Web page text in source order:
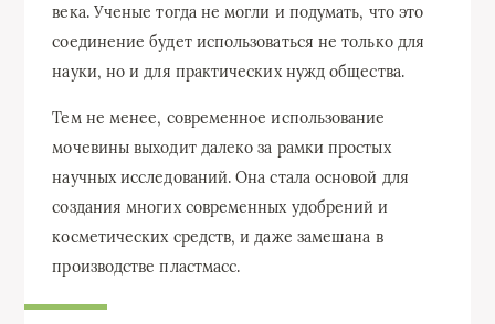
века. Ученые тогда не могли и подумать, что это
соединение будет использоваться не только для
науки, но и для практических нужд общества.
Тем не менее, современное использование
мочевины выходит далеко за рамки простых
научных исследований. Она стала основой для
создания многих современных удобрений и
косметических средств, и даже замешана в
производстве пластмасс.